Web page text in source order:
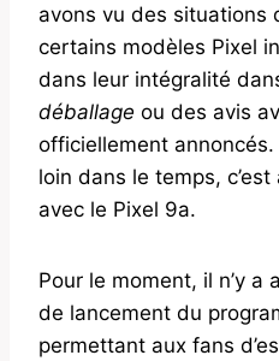
avons vu des situations
certains modèles Pixel
dans leur intégralité
déballage ou des avis
officiellement
loin dans le temps,
avec le Pixel 9a.
Pour le moment, il n’y
de lancement du
permettant aux fans